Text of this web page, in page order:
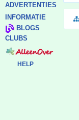
ADVERTENTIES
INFORMATIE
BLOGS
CLUBS
HELP